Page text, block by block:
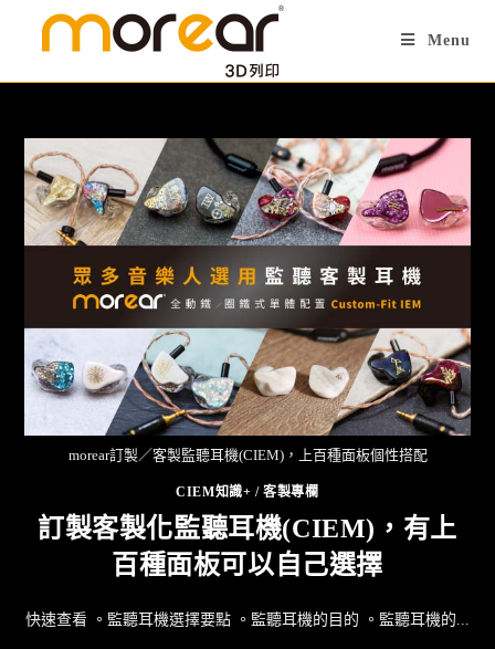
Menu
morear訂製／客製監聽耳機(CIEM)，上百種面板個性搭配
CIEM知識+ /客製專欄
訂製客製化監聽耳機(CIEM)，有上
百種面板可以自己選擇
快速查看 。監聽耳機選擇要點 。監聽耳機的目的 。監聽耳機的...